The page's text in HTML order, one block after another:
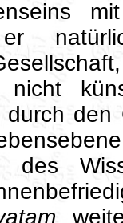
er
nicht
den
des